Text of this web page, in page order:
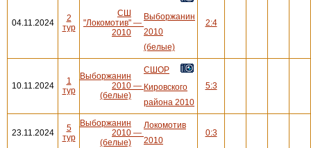
04.11.2024
2
тур
СШ
"Локомотив"
2010
—
Выборжанин
2010
(белые)
2:4
10.11.2024
1
тур
Выборжанин
2010
(белые)
—
СШОР
Кировского
района 2010
5:3
23.11.2024
5
тур
Выборжанин
2010
(белые)
—
Локомотив
2010
0:3